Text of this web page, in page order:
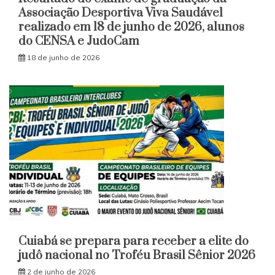
Associação Desportiva Viva Saudável
realizado em 18 de junho de 2026, alunos
do CENSA e JudoCam
18 de junho de 2026
Cuiabá se prepara para receber a elite do
judô nacional no Troféu Brasil Sênior 2026
2 de junho de 2026